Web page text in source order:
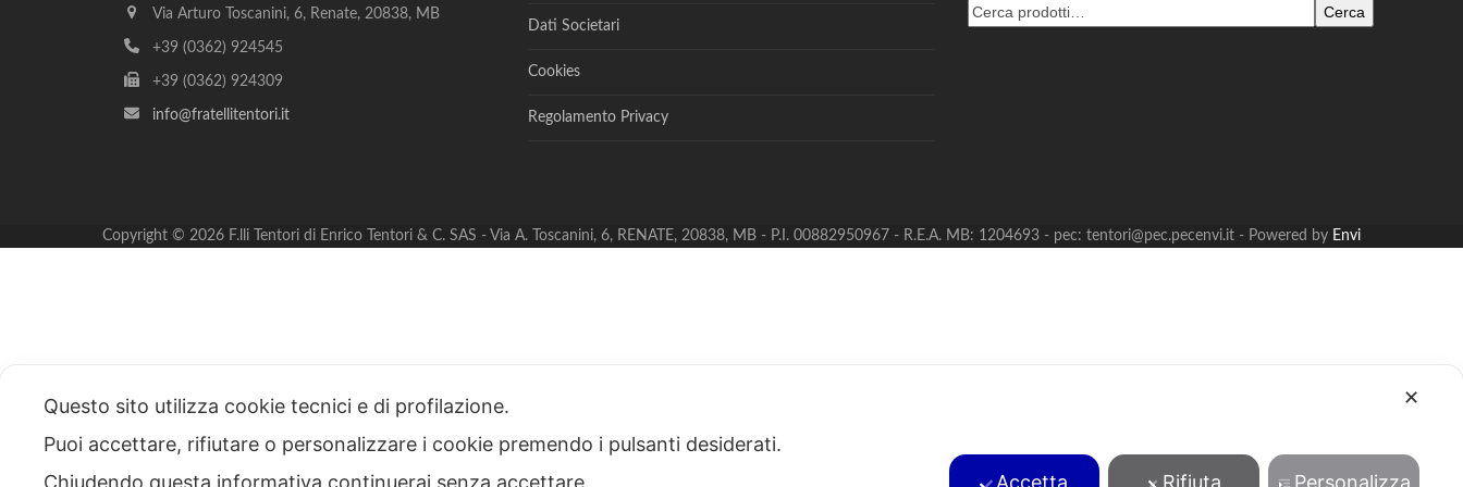
Via Arturo Toscanini, 6, Renate, 20838, MB
+39 (0362) 924545
+39 (0362) 924309
info@fratellitentori.it
Dati Societari
Cookies
Regolamento Privacy
Cerca
Copyright © 2026 F.lli Tentori di Enrico Tentori & C. SAS - Via A. Toscanini, 6, RENATE, 20838, MB - P.I. 00882950967 - R.E.A. MB: 1204693 - pec: tentori@pec.pecenvi.it - Powered by Envi
✕
Questo sito utilizza cookie tecnici e di profilazione.
Puoi accettare, rifiutare o personalizzare i cookie premendo i pulsanti desiderati.
Chiudendo questa informativa continuerai senza accettare.
Accetta Rifiuta Personalizza